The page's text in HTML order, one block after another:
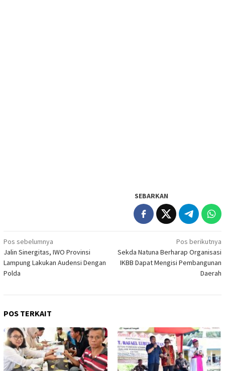
SEBARKAN
Navigasi
pos
Pos sebelumnya
Jalin Sinergitas, IWO Provinsi
Lampung Lakukan Audensi Dengan
Polda
Pos berikutnya
Sekda Natuna Berharap Organisasi
IKBB Dapat Mengisi Pembangunan
Daerah
POS TERKAIT